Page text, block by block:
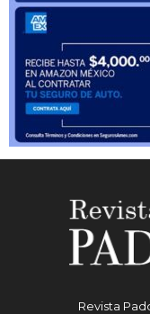
Revista